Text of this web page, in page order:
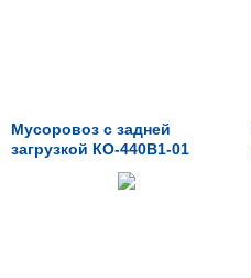
Мусоровоз с задней
загрузкой КО-440В1-01